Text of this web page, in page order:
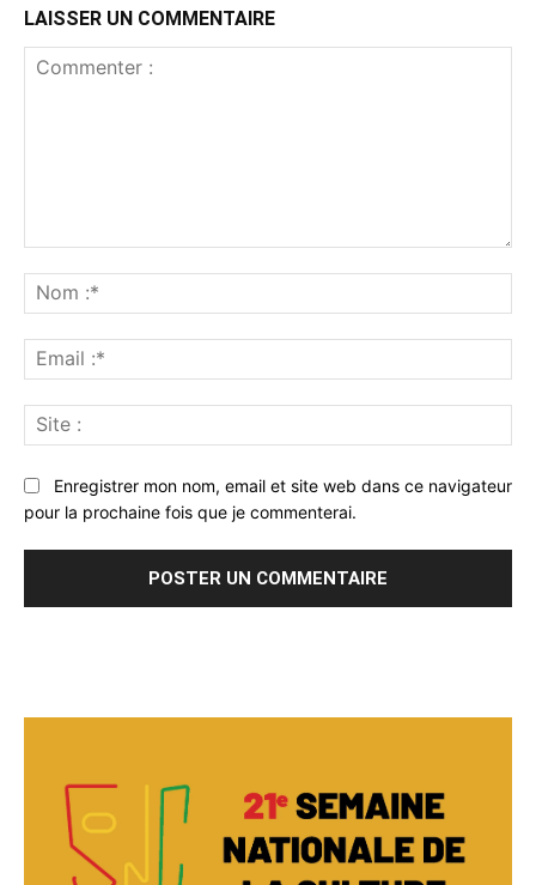
LAISSER UN COMMENTAIRE
:*
:*
:
Enregistrer mon nom, email et site web dans ce navigateur
pour la prochaine fois que je commenterai.